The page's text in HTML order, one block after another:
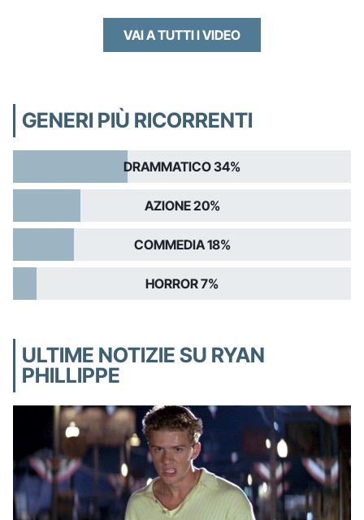
VAI A TUTTI I VIDEO
GENERI PIÙ RICORRENTI
DRAMMATICO 34%
AZIONE 20%
COMMEDIA 18%
HORROR 7%
ULTIME NOTIZIE SU RYAN
PHILLIPPE